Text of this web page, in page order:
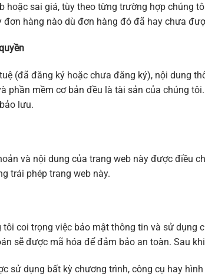
hoặc sai giá, tùy theo từng trường hợp chúng
đơn hàng nào dù đơn hàng đó đã hay chưa
(đã đăng ký hoặc chưa đăng ký), nội dung
phần mềm cơ bản đều là tài sản của chúng
lưu.
và nội dung của trang web này được điều
trái phép trang web này.
tôi coi trọng việc bảo mật thông tin và sử
sẽ được mã hóa để đảm bảo an toàn. Sau
sử dụng bất kỳ chương trình, công cụ hay